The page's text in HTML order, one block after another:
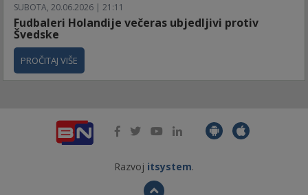
SUBOTA, 20.06.2026 | 21:11
Fudbaleri Holandije večeras ubjedljivi protiv
Švedske
PROČITAJ VIŠE
Razvoj itsystem.